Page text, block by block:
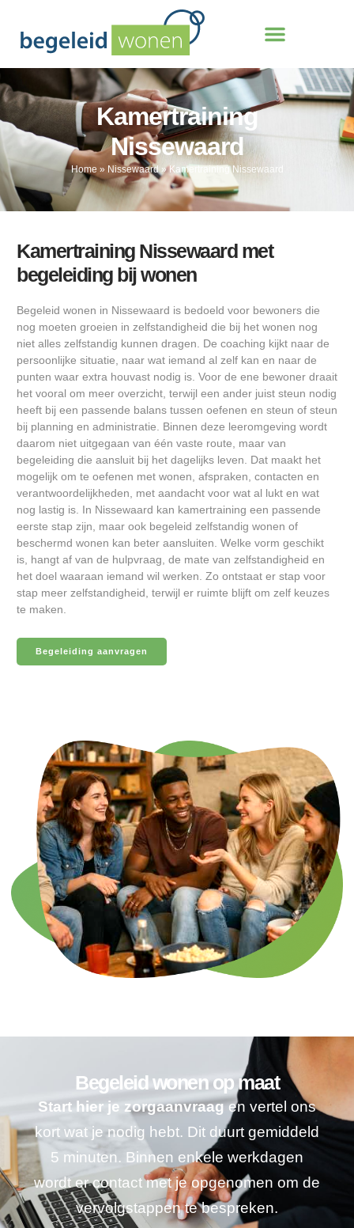
Kamertraining
Nissewaard
Home » Nissewaard»Kamertraining Nissewaard
Kamertraining Nissewaard met
begeleiding bij wonen
Begeleid wonen in Nissewaard is bedoeld voor bewoners die
nog moeten groeien in zelfstandigheid die bij het wonen nog
niet alles zelfstandig kunnen dragen. De coaching kijkt naar de
persoonlijke situatie, naar wat iemand al zelf kan en naar de
punten waar extra houvast nodig is. Voor de ene bewoner draait
het vooral om meer overzicht, terwijl een ander juist steun nodig
heeft bij een passende balans tussen oefenen en steun of steun
bij planning en administratie. Binnen deze leeromgeving wordt
daarom niet uitgegaan van één vaste route, maar van
begeleiding die aansluit bij het dagelijks leven. Dat maakt het
mogelijk om te oefenen met wonen, afspraken, contacten en
verantwoordelijkheden, met aandacht voor wat al lukt en wat
nog lastig is. In Nissewaard kan kamertraining een passende
eerste stap zijn, maar ook begeleid zelfstandig wonen of
beschermd wonen kan beter aansluiten. Welke vorm geschikt
is, hangt af van de hulpvraag, de mate van zelfstandigheid en
het doel waaraan iemand wil werken. Zo ontstaat er stap voor
stap meer zelfstandigheid, terwijl er ruimte blijft om zelf keuzes
te maken.
Begeleiding aanvragen
Begeleid wonen op maat
Start hier je zorgaanvraagen vertel ons
kort wat je nodig hebt. Dit duurt gemiddeld
5 minuten. Binnen enkele werkdagen
wordt er contact met je opgenomen om de
vervolgstappen te bespreken.